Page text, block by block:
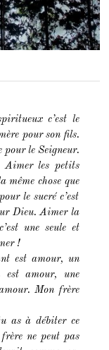
c’est le
pour son fils.
pour le Seigneur.
Aimer les petits
même chose que
le sucré c’est
Dieu. Aimer la
une seule et
!
est amour, un
est amour, une
Mon frère
as à débiter ce
ne peut pas